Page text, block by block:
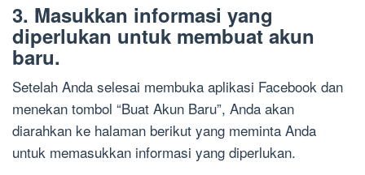
3. Masukkan informasi yang
diperlukan untuk membuat akun
baru.
Setelah Anda selesai membuka aplikasi Facebook dan
menekan tombol “Buat Akun Baru”, Anda akan
diarahkan ke halaman berikut yang meminta Anda
untuk memasukkan informasi yang diperlukan.